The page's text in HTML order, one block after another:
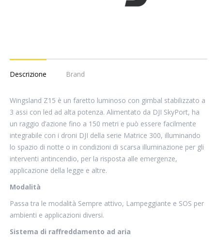
Descrizione Brand
Wingsland Z15 è un faretto luminoso con gimbal stabilizzato a
3 assi con led ad alta potenza. Alimentato da DJI SkyPort, ha
un raggio d’azione fino a 150 metri e può essere facilmente
integrabile con i droni DJI della serie Matrice 300, illuminando
lo spazio di notte o in condizioni di scarsa illuminazione per gli
interventi antincendio, per la risposta alle emergenze,
applicazione della legge e altre.
Modalità
Passa tra le modalità Sempre attivo, Lampeggiante e SOS per
ambienti e applicazioni diversi.
Sistema di raffreddamento ad aria